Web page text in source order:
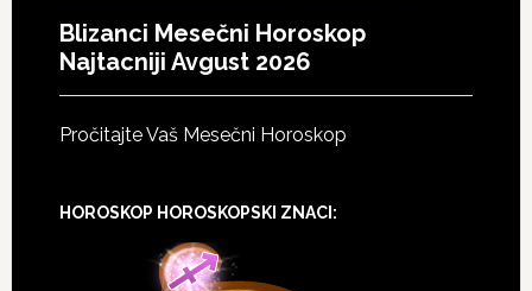
Blizanci Mesečni Horoskop
Najtacniji Avgust 2026
Pročitajte Vaš Mesečni Horoskop
HOROSKOP HOROSKOPSKI ZNACI: